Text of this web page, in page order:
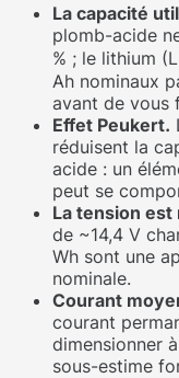
La capacité
plomb-acide
% ; le lithium
Ah nominaux
avant de vous
Effet Peukert.
réduisent la
acide : un
peut se
La tension est
de ~14,4 V
Wh sont une
nominale.
Courant
courant
dimensionner
sous-estime